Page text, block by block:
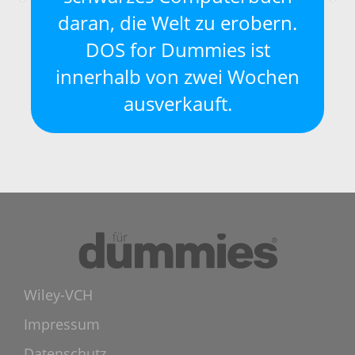
daran, die Welt zu erobern.
DOS for Dummies ist
innerhalb von zwei Wochen
ausverkauft.
Wiley-VCH
Impressum